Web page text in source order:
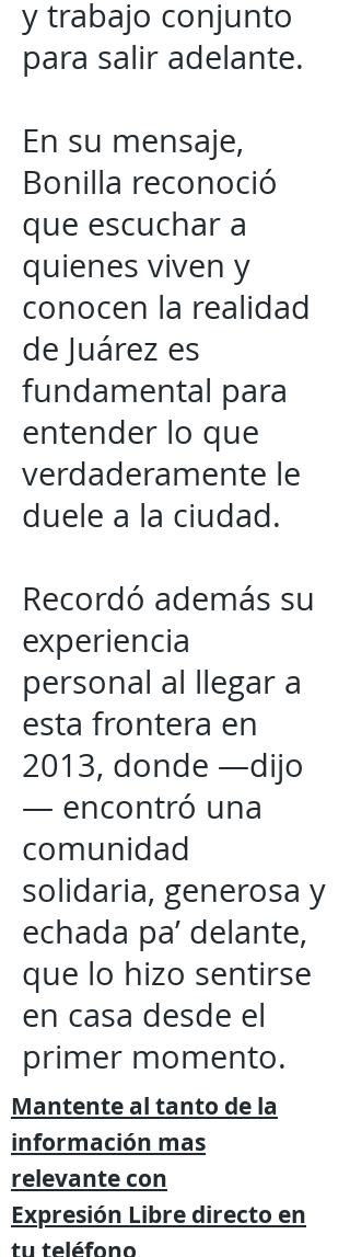
y trabajo conjunto
para salir adelante.
En su mensaje,
Bonilla reconoció
que escuchar a
quienes viven y
conocen la realidad
de Juárez es
fundamental para
entender lo que
verdaderamente le
duele a la ciudad.
Recordó además su
experiencia
personal al llegar a
esta frontera en
2013, donde —dijo
— encontró una
comunidad
solidaria, generosa y
echada pa’ delante,
que lo hizo sentirse
en casa desde el
primer momento.
Mantente al tanto de la
información mas
relevante con
Expresión Libre directo en